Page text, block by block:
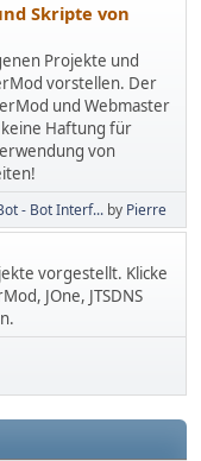
Skripte von
Projekte und
vorstellen. Der
und Webmaster
Haftung für
von
- Bot Interf... by Pierre
vorgestellt. Klicke
JOne, JTSDNS